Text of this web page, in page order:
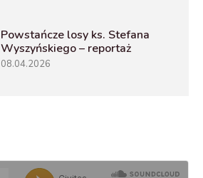
Powstańcze losy ks. Stefana
Wyszyńskiego – reportaż
08.04.2026